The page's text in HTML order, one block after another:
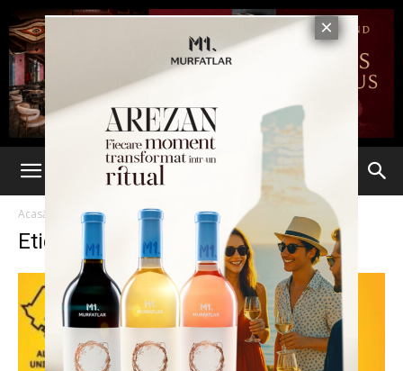
Acasă Etichete Ciprian Paraschiv
Etichetă: Ciprian Paraschiv